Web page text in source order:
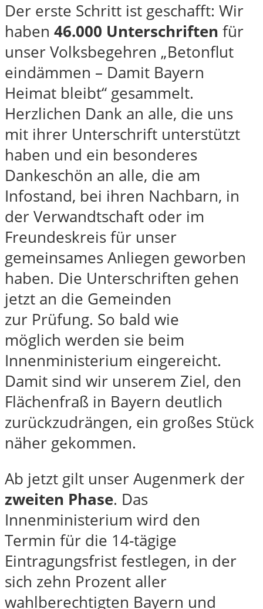
Der erste Schritt ist geschafft: Wir
haben 46.000 Unterschriften für
unser Volksbegehren „Betonflut
eindämmen – Damit Bayern
Heimat bleibt“ gesammelt.
Herzlichen Dank an alle, die uns
mit ihrer Unterschrift unterstützt
haben und ein besonderes
Dankeschön an alle, die am
Infostand, bei ihren Nachbarn, in
der Verwandtschaft oder im
Freundeskreis für unser
gemeinsames Anliegen geworben
haben. Die Unterschriften gehen
jetzt an die Gemeinden
zur Prüfung. So bald wie
möglich werden sie beim
Innenministerium eingereicht.
Damit sind wir unserem Ziel, den
Flächenfraß in Bayern deutlich
zurückzudrängen, ein großes Stück
näher gekommen.
Ab jetzt gilt unser Augenmerk der
zweiten Phase. Das
Innenministerium wird den
Termin für die 14-tägige
Eintragungsfrist festlegen, in der
sich zehn Prozent aller
wahlberechtigten Bayern und